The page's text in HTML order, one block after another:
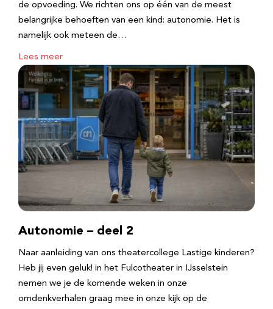
de opvoeding. We richten ons op één van de meest
belangrijke behoeften van een kind: autonomie. Het is
namelijk ook meteen de…
Lees meer
Autonomie – deel 2
Naar aanleiding van ons theatercollege Lastige kinderen?
Heb jij even geluk! in het Fulcotheater in IJsselstein
nemen we je de komende weken in onze
omdenkverhalen graag mee in onze kijk op de